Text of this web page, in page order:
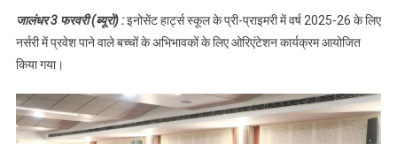
प्राइमरी में नए
प्रवेशकों के माता-
कार्यक्रम,पढ़े
जालंधर 3 फरवरी (ब्यूरो) :इनोसेंट हार्ट्स स्कूल के प्री-प्राइमरी में वर्ष 2025-26 के लिए
नर्सरी में प्रवेश पाने वाले बच्चों के अभिभावकों के लिए ओरिएंटेशन कार्यक्रम आयोजित
किया गया।